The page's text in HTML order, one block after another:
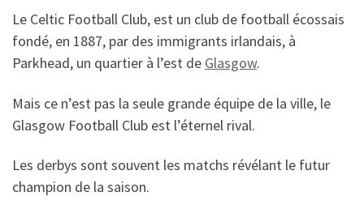
b
o
o
k
ke
dI
n
d
di
t
ai
l
ta
ge
r
Le Celtic Football Club, est un club de football écossais
fondé, en 1887, par des immigrants irlandais, à
Parkhead, un quartier à l’est de Glasgow.
Mais ce n’est pas la seule grande équipe de la ville, le
Glasgow Football Club est l’éternel rival.
Les derbys sont souvent les matchs révélant le futur
champion de la saison.